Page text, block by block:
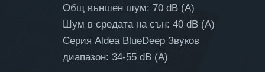
Общ външен шум: 70 dB (A)
Шум в средата на сън: 40 dB (A)
Серия Aldea BlueDeep Звуков
диапазон: 34-55 dB (A)